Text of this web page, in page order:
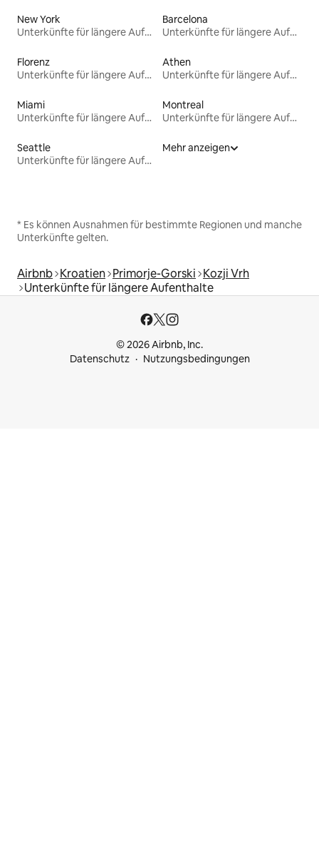
New York
Unterkünfte für längere Aufenthalte
Barcelona
Unterkünfte für längere Aufenthalte
Florenz
Unterkünfte für längere Aufenthalte
Athen
Unterkünfte für längere Aufenthalte
Miami
Unterkünfte für längere Aufenthalte
Montreal
Unterkünfte für längere Aufenthalte
Seattle
Unterkünfte für längere Aufenthalte
Mehr anzeigen
* Es können Ausnahmen für bestimmte Regionen und manche
Unterkünfte gelten.
Airbnb Kroatien Primorje-Gorski Kozji Vrh
Unterkünfte für längere Aufenthalte
© 2026 Airbnb, Inc.
Datenschutz
Nutzungsbedingungen